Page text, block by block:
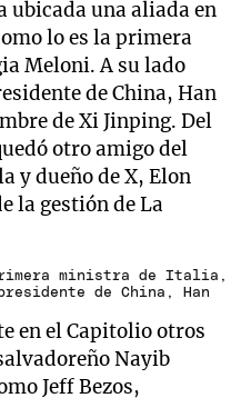
ubicada una aliada en
lo es la primera
Meloni. A su lado
de China, Han
de Xi Jinping. Del
otro amigo del
y dueño de X, Elon
la gestión de La
ministra de Italia,
de China, Han
en el Capitolio otros
Nayib
Jeff Bezos,